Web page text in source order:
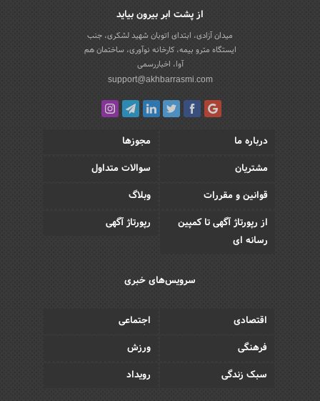
از پشت ابر بیرون بیاید
میدان آزادی، ابتدای اتوبان شهید لشکری، جنب
ایستگاه مترو بیمه، کارخانه نوآوری، ساختمان هم
آوا، اخباررسمی
support@akhbarrasmi.com
درباره ما
مجوزها
مشتریان
سوالات متداول
قوانین و مقررات
وبلاگ
از رپورتاژ آگهی تا کمپین
رسانه ای
رپورتاژ آگهی
سرویس‌های خبری
اقتصادی
اجتماعی
فرهنگی
ورزش
سبک زندگی
رویداد